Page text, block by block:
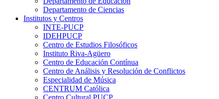
Departamento de Ciencias
Institutos y Centros
INTE-PUCP
IDEHPUCP
Centro de Estudios Filosóficos
Instituto Riva-Agüero
Centro de Educación Contínua
Centro de Análisis y Resolución de Conflictos
Especialidad de Música
CENTRUM Católica
Centro Cultural PUCP